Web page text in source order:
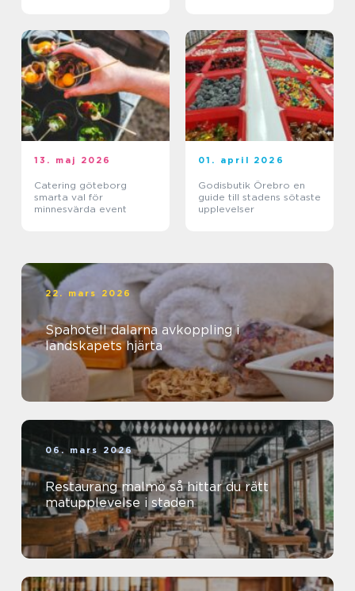
13. maj 2026
Catering göteborg
smarta val för
minnesvärda event
01. april 2026
Godisbutik Örebro en
guide till stadens sötaste
upplevelser
22. mars 2026
Spahotell dalarna avkoppling i
landskapets hjärta
06. mars 2026
Restaurang malmö så hittar du rätt
matupplevelse i staden